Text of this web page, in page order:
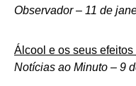
Observador – 11 de
Álcool e os seus
Notícias ao Minuto – 9